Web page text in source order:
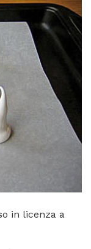
in licenza a